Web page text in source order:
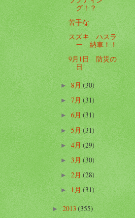
グ！？
苦手な
スズキ ハスラ
ー 納車！！
9月1日 防災の
日
►8月(30)
►7月(31)
►6月(31)
►5月(31)
►4月(29)
►3月(30)
► 2月(28)
►1月(31)
►2013(355)